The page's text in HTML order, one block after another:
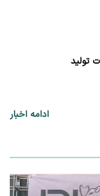
ادامه اخبار